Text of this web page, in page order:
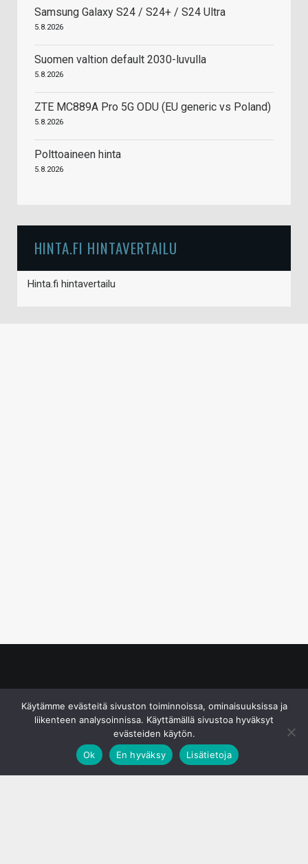
Samsung Galaxy S24 / S24+ / S24 Ultra
5.8.2026
Suomen valtion default 2030-luvulla
5.8.2026
ZTE MC889A Pro 5G ODU (EU generic vs Poland)
5.8.2026
Polttoaineen hinta
5.8.2026
HINTA.FI HINTAVERTAILU
Hinta.fi hintavertailu
Käytämme evästeitä sivuston toiminnoissa, ominaisuuksissa ja
liikenteen analysoinnissa. Käyttämällä sivustoa hyväksyt
evästeiden käytön.
Ok
En hyväksy Lisätietoja